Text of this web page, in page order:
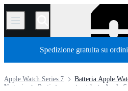
/
Spedizione gratuita su
Batteria Apple
Apple Watch Series 7
Apple
smartwatch
Parti
Negozio